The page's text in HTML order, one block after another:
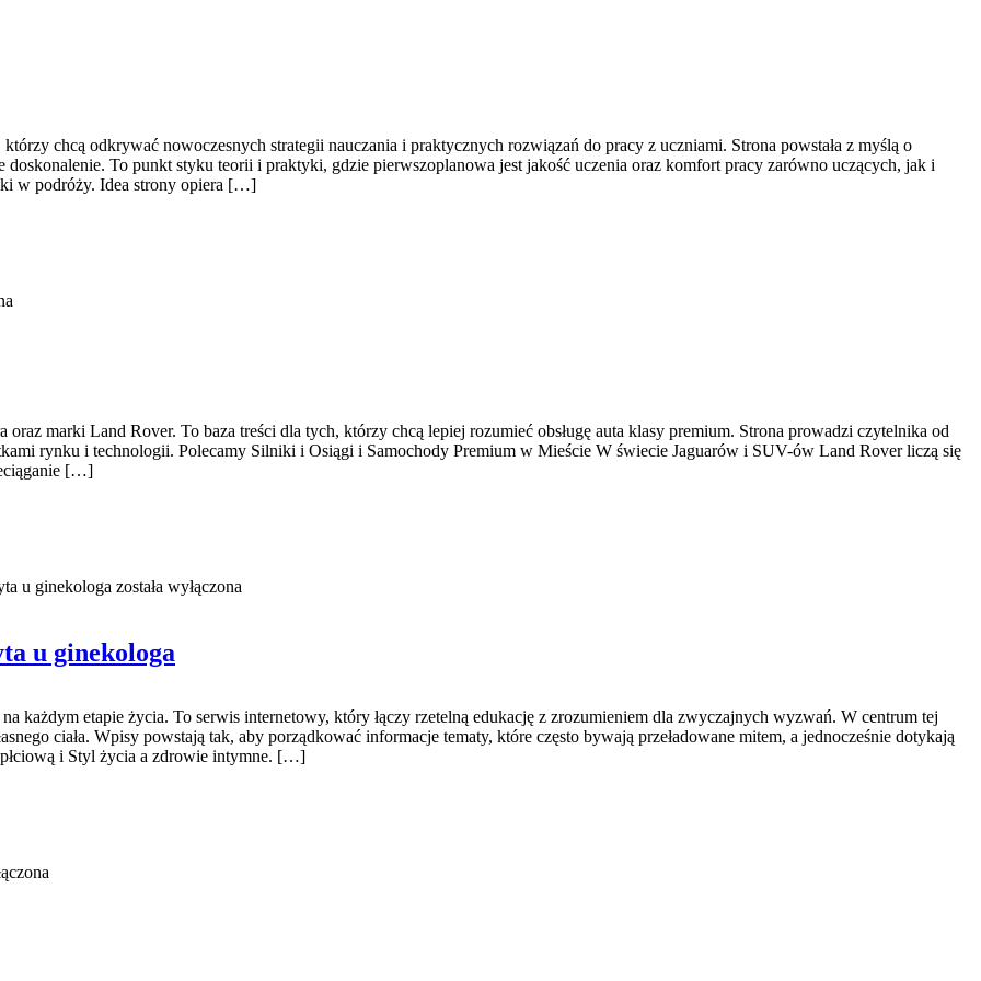
chcą odkrywać nowoczesnych strategii nauczania i praktycznych rozwiązań do pracy z uczniami. Strona powstała z myślą o
doskonalenie. To punkt styku teorii i praktyki, gdzie pierwszoplanowa jest jakość uczenia oraz komfort pracy zarówno uczących, jak i
w podróży. Idea strony opiera […]
marki Land Rover. To baza treści dla tych, którzy chcą lepiej rozumieć obsługę auta klasy premium. Strona prowadzi czytelnika od
rynku i technologii. Polecamy Silniki i Osiągi i Samochody Premium w Mieście W świecie Jaguarów i SUV-ów Land Rover liczą się
[…]
u ginekologa została wyłączona
u ginekologa
każdym etapie życia. To serwis internetowy, który łączy rzetelną edukację z zrozumieniem dla zwyczajnych wyzwań. W centrum tej
ciała. Wpisy powstają tak, aby porządkować informacje tematy, które często bywają przeładowane mitem, a jednocześnie dotykają
i Styl życia a zdrowie intymne. […]